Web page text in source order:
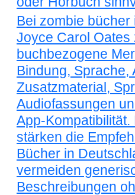
Bei zombie bücher
Joyce Carol Oates
buchbezogene
Bindung, Sprache,
Zusatzmaterial,
Audiofassungen
App-
stärken die
Bücher in
vermeiden
Beschreibungen